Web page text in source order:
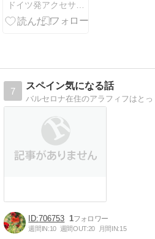
ピアス
7
スペイン気になる話
706753 1
週間IN:10 週間OUT:20 月間IN:15